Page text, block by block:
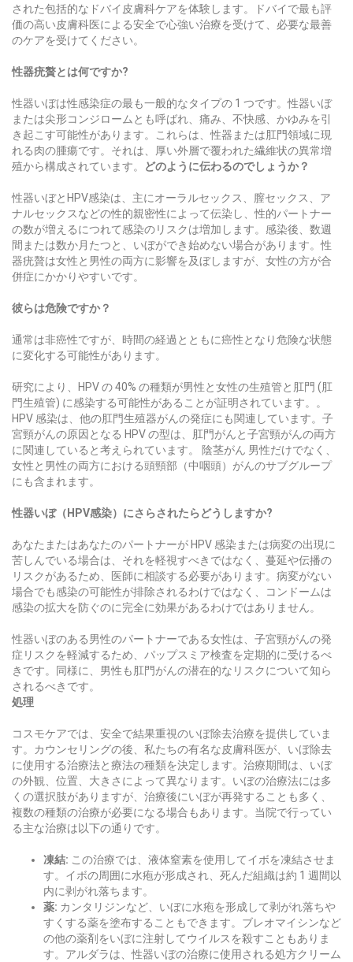
された包括的なドバイ皮膚科ケアを体験します。ドバイで最も評
価の高い皮膚科医による安全で心強い治療を受けて、必要な最善
のケアを受けてください。
性器疣贅とは​​何ですか?
性器いぼは性感染症の最も一般的なタイプの 1 つです。性器いぼ
または尖形コンジロームとも呼ばれ、痛み、不快感、かゆみを引
き起こす可能性があります。これらは、性器または肛門領域に現
れる肉の腫瘍です。それは、厚い外層で覆われた繊維状の異常増
殖から構成されています。
どのように伝わるのでしょうか？
性器いぼとHPV感染は、主にオーラルセックス、膣セックス、ア
ナルセックスなどの性的親密性によって伝染し、性的パートナー
の数が増えるにつれて感染のリスクは増加します。感染後、数週
間または数か月たつと、いぼができ始めない場合があります。性
器疣贅は女性と男性の両方に影響を及ぼしますが、女性の方が合
併症にかかりやすいです。
彼らは危険ですか？
通常は非癌性ですが、時間の経過とともに癌性となり危険な状態
に変化する可能性があります。
研究により、HPV の 40% の種類が男性と女性の生殖管と肛門 (肛
門生殖管) に感染する可能性があることが証明されています。。
HPV 感染は、他の肛門生殖器がんの発症にも関連しています。子
宮頸がんの原因となる HPV の型は、肛門がんと子宮頸がんの両方
に関連していると考えられています。
陰茎がん 男性だけでなく、
女性と男性の両方における頭頸部（中咽頭）がんのサブグループ
にも含まれます。
性器いぼ（HPV感染）にさらされたらどうしますか?
あなたまたはあなたのパートナーが HPV 感染または病変の出現に
苦しんでいる場合は、それを軽視すべきではなく、蔓延や伝播の
リスクがあるため、医師に相談する必要があります。病変がない
場合でも感染の可能性が排除されるわけではなく、コンドームは
感染の拡大を防ぐのに完全に効果があるわけではありません。
性器いぼのある男性のパートナーである女性は、子宮頸がんの発
症リスクを軽減するため、パップスミア検査を定期的に受けるべ
きです。同様に、男性も肛門がんの潜在的なリスクについて知ら
されるべきです。
処理
コスモケアでは、安全で結果重視のいぼ除去治療を提供していま
す。カウンセリングの後、私たちの有名な皮膚科医が、いぼ除去
に使用する治療法と療法の種類を決定します。治療期間は、いぼ
の外観、位置、大きさによって異なります。いぼの治療法には多
くの選択肢がありますが、治療後にいぼが再発することも多く、
複数の種類の治療が必要になる場合もあります。当院で行ってい
る主な治療は以下の通りです。
凍結: この治療では、液体窒素を使用してイボを凍結させま
す。イボの周囲に水疱が形成され、死んだ組織は約 1 週間以
内に剥がれ落ちます。
薬: カンタリジンなど、いぼに水疱を形成して剥がれ落ちや
すくする薬を塗布することもできます。ブレオマイシンなど
の他の薬剤をいぼに注射してウイルスを殺すこともありま
す。アルダラは、性器いぼの治療に使用される処方クリーム